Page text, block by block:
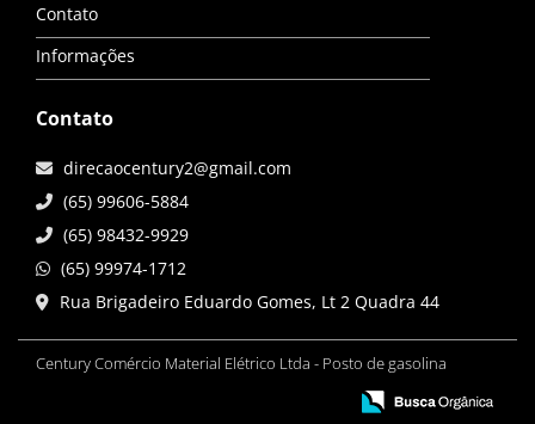
Contato
Informações
Contato
direcaocentury2@gmail.com
(65) 99606-5884
(65) 98432-9929
(65) 99974-1712
Rua Brigadeiro Eduardo Gomes, Lt 2 Quadra 44
Century Comércio Material Elétrico Ltda - Posto de gasolina